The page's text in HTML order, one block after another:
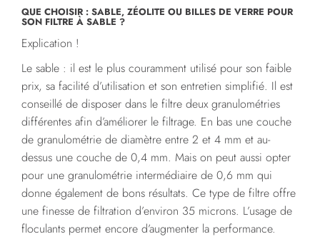
QUE CHOISIR : SABLE, ZÉOLITE OU BILLES DE VERRE POUR
SON FILTRE À SABLE ?
Explication !
Le sable : il est le plus couramment utilisé pour son faible
prix, sa facilité d’utilisation et son entretien simplifié. Il est
conseillé de disposer dans le filtre deux granulométries
différentes afin d’améliorer le filtrage. En bas une couche
de granulométrie de diamètre entre 2 et 4 mm et au-
dessus une couche de 0,4 mm. Mais on peut aussi opter
pour une granulométrie intermédiaire de 0,6 mm qui
donne également de bons résultats. Ce type de filtre offre
une finesse de filtration d’environ 35 microns. L’usage de
floculants permet encore d’augmenter la performance.